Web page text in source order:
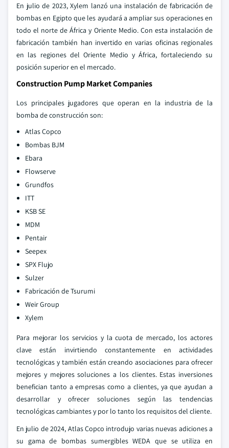
En julio de 2023, Xylem lanzó una instalación de fabricación de
bombas en Egipto que les ayudará a ampliar sus operaciones en
todo el norte de África y Oriente Medio. Con esta instalación de
fabricación también han invertido en varias oficinas regionales
en las regiones del Oriente Medio y África, fortaleciendo su
posición superior en el mercado.
Construction Pump Market Companies
Los principales jugadores que operan en la industria de la
bomba de construcción son:
Atlas Copco
Bombas BJM
Ebara
Flowserve
Grundfos
ITT
KSB SE
MDM
Pentair
Seepex
SPX Flujo
Sulzer
Fabricación de Tsurumi
Weir Group
Xylem
Para mejorar los servicios y la cuota de mercado, los actores
clave están invirtiendo constantemente en actividades
tecnológicas y también están creando asociaciones para ofrecer
mejores y mejores soluciones a los clientes. Estas inversiones
benefician tanto a empresas como a clientes, ya que ayudan a
desarrollar y ofrecer soluciones según las tendencias
tecnológicas cambiantes y por lo tanto los requisitos del cliente.
En julio de 2024, Atlas Copco introdujo varias nuevas adiciones a
su gama de bombas sumergibles WEDA que se utiliza en